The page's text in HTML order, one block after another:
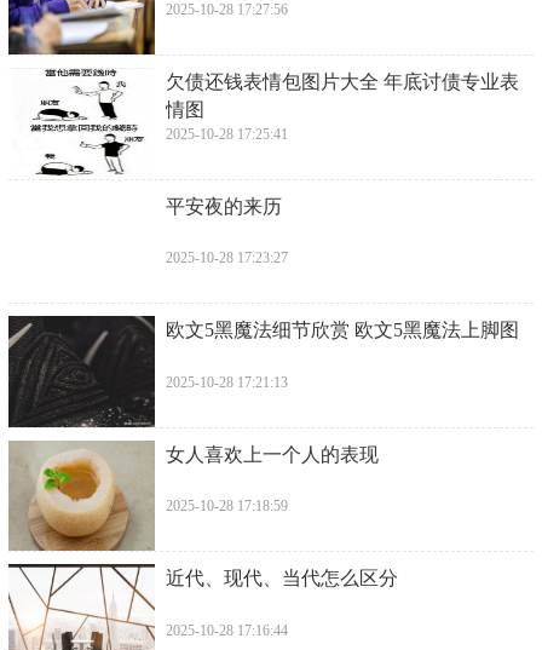
2025-10-28 17:27:56
​欠债还钱表情包图片大全 年底讨债专业表
情图
2025-10-28 17:25:41
​平安夜的来历
2025-10-28 17:23:27
​欧文5黑魔法细节欣赏 欧文5黑魔法上脚图
2025-10-28 17:21:13
​女人喜欢上一个人的表现
2025-10-28 17:18:59
​近代、现代、当代怎么区分
2025-10-28 17:16:44